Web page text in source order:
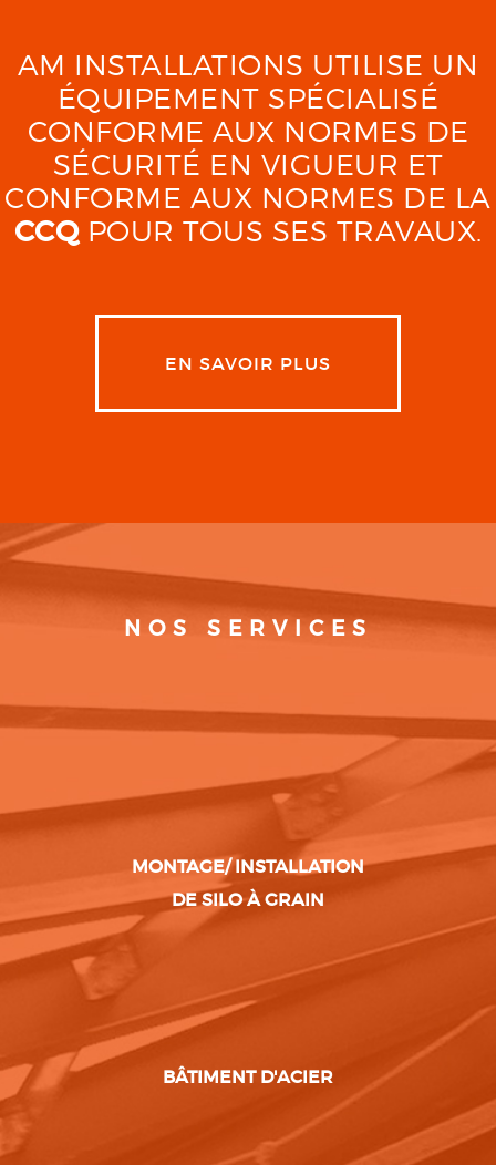
AM INSTALLATIONS UTILISE UN
ÉQUIPEMENT SPÉCIALISÉ
CONFORME AUX NORMES DE
SÉCURITÉ EN VIGUEUR ET
CONFORME AUX NORMES DE LA
CCQPOUR TOUS SES TRAVAUX.
EN SAVOIR PLUS
NOS SERVICES
MONTAGE/ INSTALLATION
DE SILO À GRAIN
BÂTIMENT D'ACIER